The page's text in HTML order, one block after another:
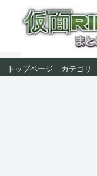
トップページ カテゴリ